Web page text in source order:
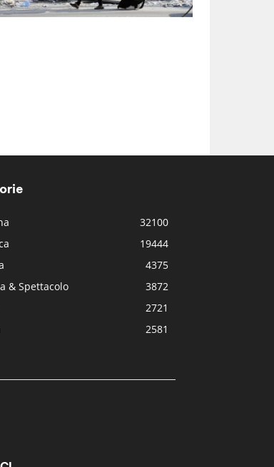
32100
19444
4375
& Spettacolo
3872
2721
2581